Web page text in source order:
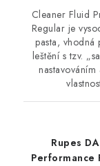
Cleaner Fluid
Regular je
pasta, vhodná
leštění s tzv.
Rupes
Performance